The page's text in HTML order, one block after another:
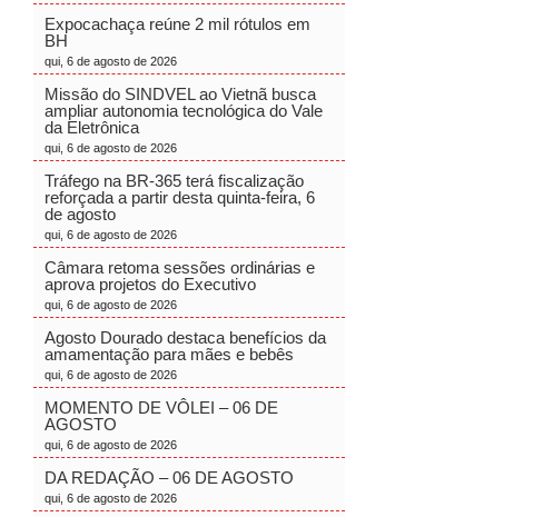
Expocachaça reúne 2 mil rótulos em
BH
qui, 6 de agosto de 2026
Missão do SINDVEL ao Vietnã busca
ampliar autonomia tecnológica do Vale
da Eletrônica
qui, 6 de agosto de 2026
Tráfego na BR-365 terá fiscalização
reforçada a partir desta quinta-feira, 6
de agosto
qui, 6 de agosto de 2026
Câmara retoma sessões ordinárias e
aprova projetos do Executivo
qui, 6 de agosto de 2026
Agosto Dourado destaca benefícios da
amamentação para mães e bebês
qui, 6 de agosto de 2026
MOMENTO DE VÔLEI – 06 DE
AGOSTO
qui, 6 de agosto de 2026
DA REDAÇÃO – 06 DE AGOSTO
qui, 6 de agosto de 2026